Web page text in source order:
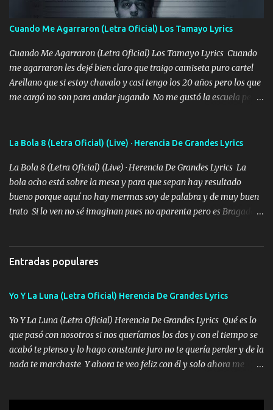
contigo fui muy feliz a lo mejor no lloró pero muy en el fondo te
adoro
Cuando Me Agarraron (Letra Oficial) Los Tamayo Lyrics
Cuando Me Agarraron (Letra Oficial) Los Tamayo Lyrics Cuando
me agarraron les dejé bien claro que traigo camiseta puro cartel
Arellano que si estoy chavalo y casi tengo los 20 años pero los que
me cargó no son para andar jugando No me gustó la escuela pero
firme el legado que si como me llamó varios ya se han preguntado
fajado y mi R terciado me van a ver allá por TJ para un licenciado
mando un abrazo andamos al cien Choritas también Música
Ando en la colonia bien acelerado traigo un M2 que nunca me ha
fallado para mi compadre mandó un fuerte abrazo también al
tomando con mujeres hermosas y botellas destapando siempre
bien cuidado bien atrabancado y a los que me conocen ya saben de
La Bola 8 (Letra Oficial) (Live) · Herencia De Grandes Lyrics
La Bola 8 (Letra Oficial) (Live) · Herencia De Grandes Lyrics La
bola ocho está sobre la mesa y para que sepan hay resultado
bueno porque aquí no hay mermas soy de palabra y de muy buen
trato Si lo ven no sé imaginan pues no aparenta pero es Bragado a
lo primero que cualquier cosa es un gran regalo Siempre me van a
ver solo más no ando solo ai ta el aparato con cargador extendido
cuidan los santos y mi Dios cada día con mas ganas le doy todo
por un futuro mejor Música Empecé desde los trece y hasta la
fecha aún sigo vigente no soy manchado soy bueno pero si me
alteró de repente Mi carnal Abel aun lado ni uno con el otro no se
ha rajado pal Chinchillas un saludo y para un amigo que está en
Peñasco Me fajó una Glock al cinto y de Louis Vuitton son mis
Entradas populares
Yo Y La Luna (Letra Oficial) Herencia De Grandes Lyrics
Yo Y La Luna (Letra Oficial) Herencia De Grandes Lyrics Qué es lo
que pasó con nosotros si nos queríamos los dos y con el tiempo se
acabó te pienso y lo hago constante juro no te quería perder y de la
nada te marchaste Y ahora te veo feliz con él y solo ahora me